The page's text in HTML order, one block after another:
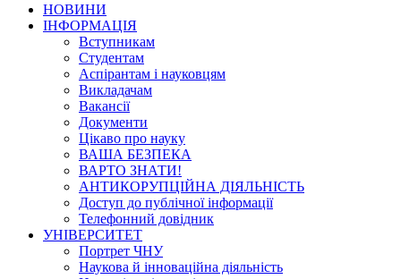
НОВИНИ
ІНФОРМАЦІЯ
Вступникам
Студентам
Аспірантам і науковцям
Викладачам
Вакансії
Документи
Цікаво про науку
ВАША БЕЗПЕКА
ВАРТО ЗНАТИ!
АНТИКОРУПЦІЙНА ДІЯЛЬНІСТЬ
Доступ до публічної інформації
Телефонний довідник
УНІВЕРСИТЕТ
Портрет ЧНУ
Наукова й інноваційна діяльність